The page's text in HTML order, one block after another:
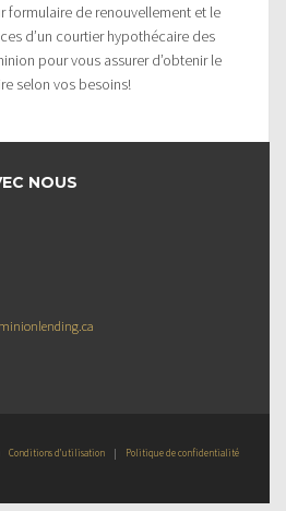
formulaire de renouvellement et le
d’un courtier hypothécaire des
pour vous assurer d’obtenir le
selon vos besoins!
NOUS
Conditions d’utilisation | Politique de confidentialité